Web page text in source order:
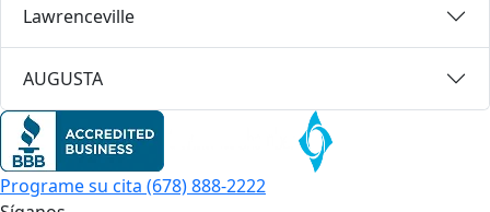
Lawrenceville
AUGUSTA
Programe su cita (678) 888-2222